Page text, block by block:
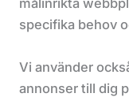
målinrikta
specifika behov
Vi använder
annonser till dig